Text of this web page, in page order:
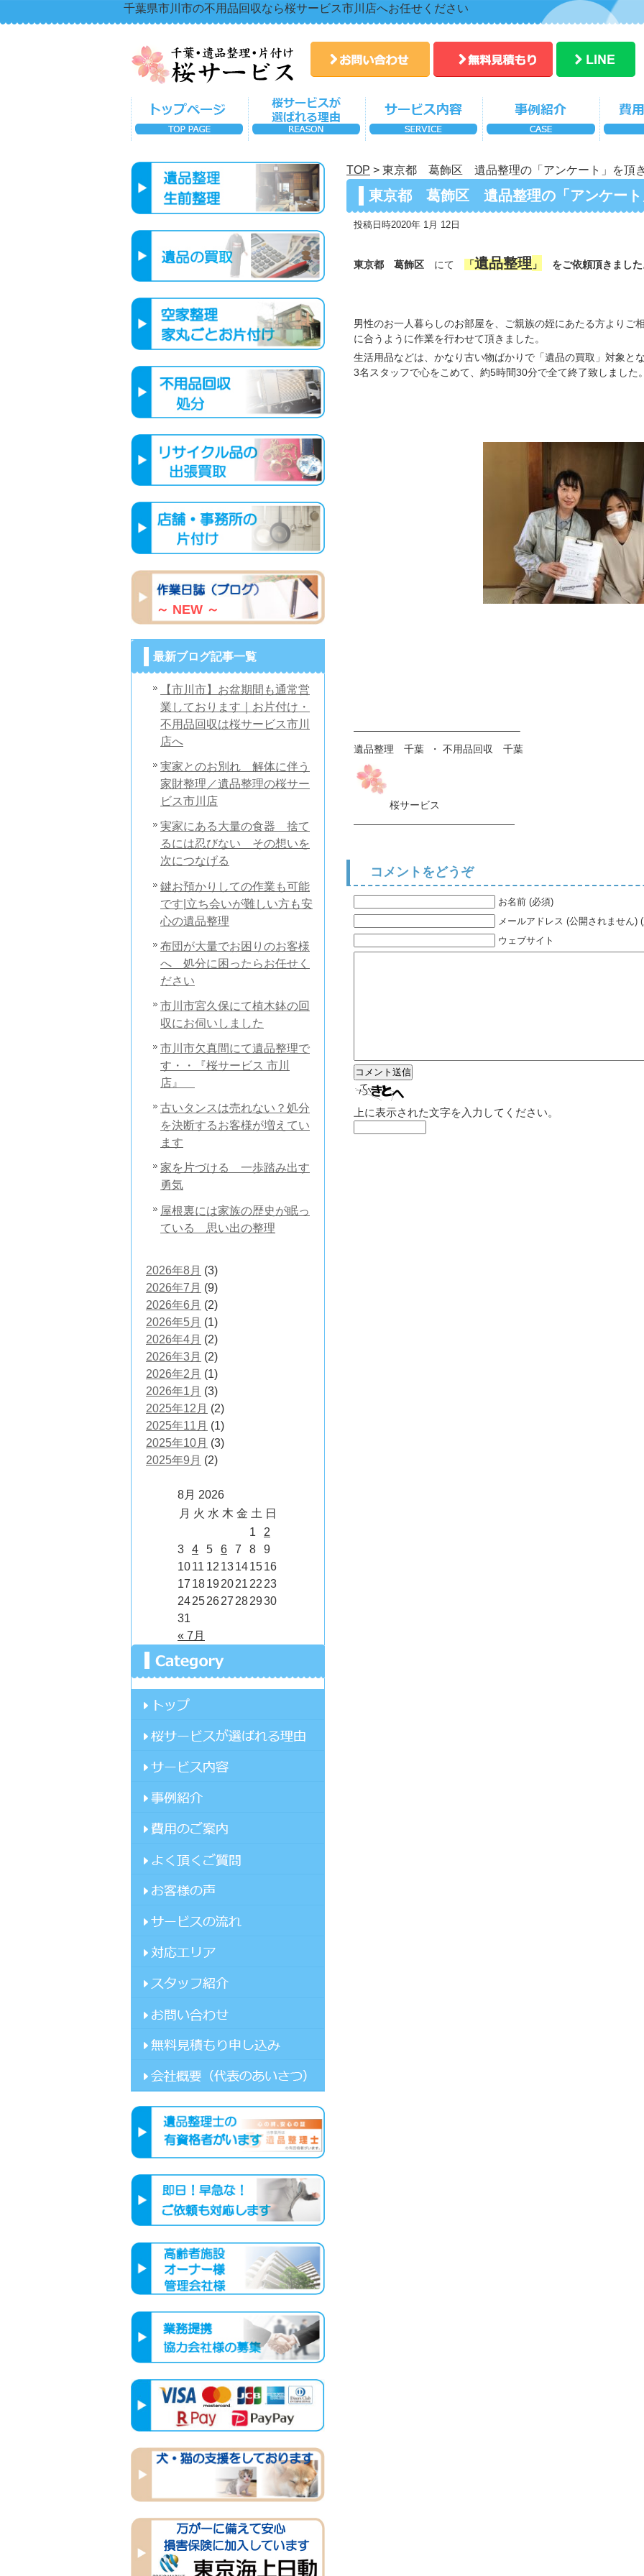
千葉県市川市の不用品回収なら桜サービス市川店へお任せください
～ NEW ～
最新ブログ記事一覧
【市川市】お盆期間も通常営
業しております｜お片付け・
不用品回収は桜サービス市川
店へ
実家とのお別れ 解体に伴う
家財整理／遺品整理の桜サー
ビス市川店
実家にある大量の食器 捨て
るには忍びない その想いを
次につなげる
鍵お預かりしての作業も可能
です|立ち会いが難しい方も安
心の遺品整理
布団が大量でお困りのお客様
へ 処分に困ったらお任せく
ださい
市川市宮久保にて植木鉢の回
収にお伺いしました
市川市欠真間にて遺品整理で
す・・『桜サービス 市川
店』
古いタンスは売れない？処分
を決断するお客様が増えてい
ます
家を片づける 一歩踏み出す
勇気
屋根裏には家族の歴史が眠っ
ている 思い出の整理
2026年8月 (3)
2026年7月 (9)
2026年6月 (2)
2026年5月 (1)
2026年4月 (2)
2026年3月 (2)
2026年2月 (1)
2026年1月 (3)
2025年12月 (2)
2025年11月 (1)
2025年10月 (3)
2025年9月 (2)
8月 2026
月 火 水 木 金 土 日
« 7月
1
2
3
4 5 6 7 8
9
1011 12 13141516
17 18192021 22 23
24252627 282930
31
TOP > 東京都 葛飾区 遺品整理の「アンケート」を頂
東京都 葛飾区 遺品整理の「アンケート
投稿日時2020年 1月 12日
東京都 葛飾区 にて 「遺品整理 」 をご依頼頂きまし
男性のお一人暮らしのお部屋を、ご親族の姪にあたる方よりご
に合うように作業を行わせて頂きました。
生活用品などは、かなり古い物ばかりで「遺品の買取」対象と
3名スタッフで心をこめて、約5時間30分で全て終了致しました
————————————————–
遺品整理 千葉 ・ 不用品回収 千葉
桜サービス
————————————————
コメントをどうぞ
お名前 (必須)
メールアドレス (公開されません)
ウェブサイト
上に表示された文字を入力してください。